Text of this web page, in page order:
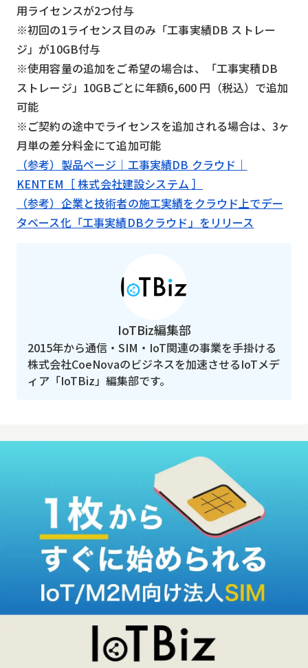
用ライセンスが2つ付与
※初回の1ライセンス目のみ「工事実績DB ストレー
ジ」が10GB付与
※使用容量の追加をご希望の場合は、「工事実積DB
ストレージ」10GBごとに年額6,600 円（税込）で追加
可能
※ご契約の途中でライセンスを追加される場合は、3ヶ
月単の差分料金にて追加可能
（参考）製品ページ｜工事実績DB クラウド｜
KENTEM［ 株式会社建設システム ］
（参考）企業と技術者の施⼯実績をクラウド上でデー
タベース化「工事実績DBクラウド」をリリース
IoTBiz編集部
2015年から通信・SIM・IoT関連の事業を手掛ける
株式会社CoeNovaのビジネスを加速させるIoTメデ
ィア「IoTBiz」編集部です。